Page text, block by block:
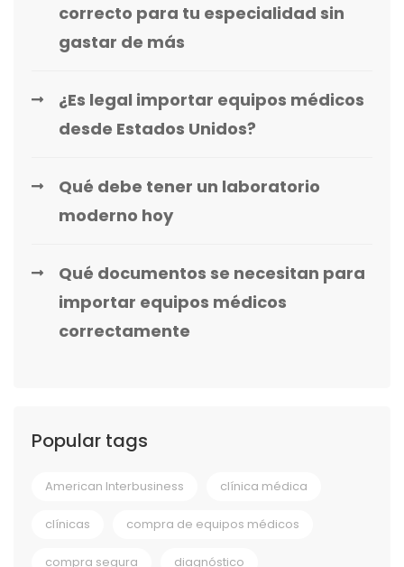
correcto para tu especialidad sin
gastar de más
¿Es legal importar equipos médicos
desde Estados Unidos?
Qué debe tener un laboratorio
moderno hoy
Qué documentos se necesitan para
importar equipos médicos
correctamente
Popular tags
American Interbusiness clínica médica
clínicas compra de equipos médicos
compra segura diagnóstico